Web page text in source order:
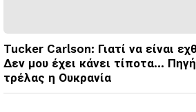
Tucker Carlson: Γιατί να είναι
Δεν μου έχει κάνει τίποτα…
τρέλας η Ουκρανία